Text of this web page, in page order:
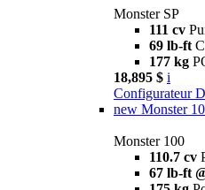
Monster SP
111 cv
69 lb-ft
177 kg
18,895 $ i
Configurateur
new Monster
Monster 100
110.7 cv
67 lb-ft